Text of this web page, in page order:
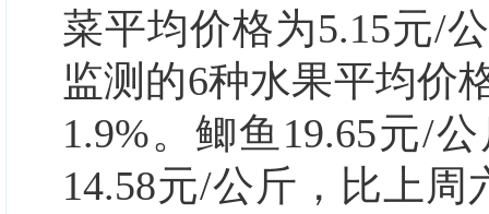
菜平均价格为5.15元/
监测的6种水果平均价
1.9%。鲫鱼19.65元/
14.58元/公斤，比上周